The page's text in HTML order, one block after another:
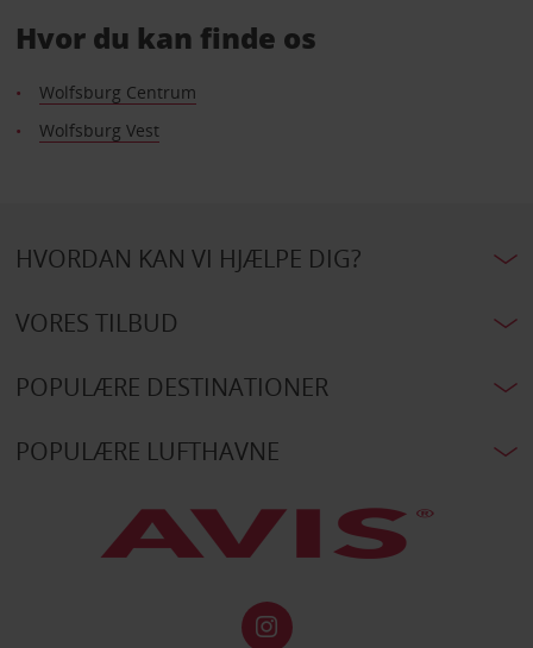
Hvor du kan finde os
Wolfsburg Centrum
Wolfsburg Vest
HVORDAN KAN VI HJÆLPE DIG?
VORES TILBUD
POPULÆRE DESTINATIONER
POPULÆRE LUFTHAVNE